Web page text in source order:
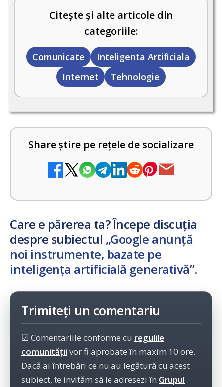
Citește și alte articole din
categoriile:
Comunicate
Inteligenta Artificiala
Internet
Tehnologie
Share știre pe rețele de socializare
Care e părerea ta? Începe discuția
despre subiectul „Google anunță
noi instrumente, bazate pe
inteligența artificială generativă”.
Trimiteți un comentariu
☑ Comentariile conforme cu regulile
comunității vor fi aprobate în maxim 10 ore.
Dacă ai întrebări ce nu au legătură cu acest
subiect, te invităm să le adresezi în Grupul